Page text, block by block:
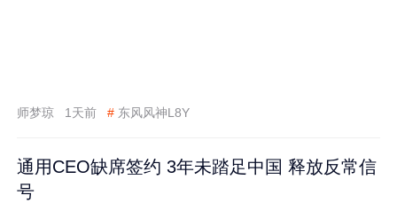
师梦琼 1天前 # 东风风神L8Y
通用CEO缺席签约 3年未踏足中国 释放反常信
号